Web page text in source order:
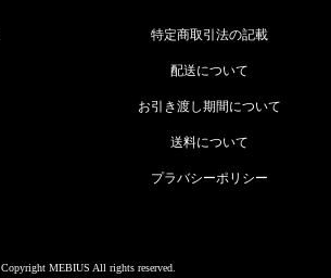
特定商取引法の記載
配送について
お引き渡し期間について
送料について
プラバシーポリシー
Copyright MEBIUS All rights reserved.